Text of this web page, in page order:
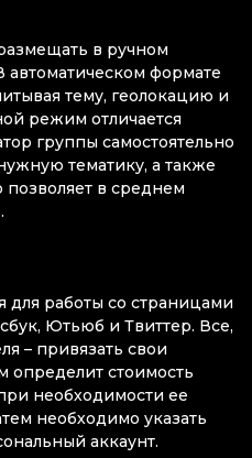
в ручном
формате
тему, геолокацию и
режим отличается
группы самостоятельно
тематику, а также
в среднем
работы со страницами
Ютьюб и Твиттер. Все,
– привязать свои
определит стоимость
необходимости ее
необходимо указать
аккаунт.